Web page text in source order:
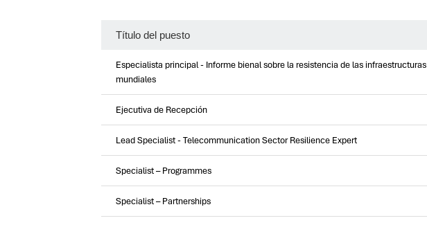
Título del puesto
Especialista principal - Informe bienal sobre la resistencia de las infraestructuras
mundiales
Ejecutiva de Recepción
Lead Specialist - Telecommunication Sector Resilience Expert
Specialist – Programmes
Specialist – Partnerships